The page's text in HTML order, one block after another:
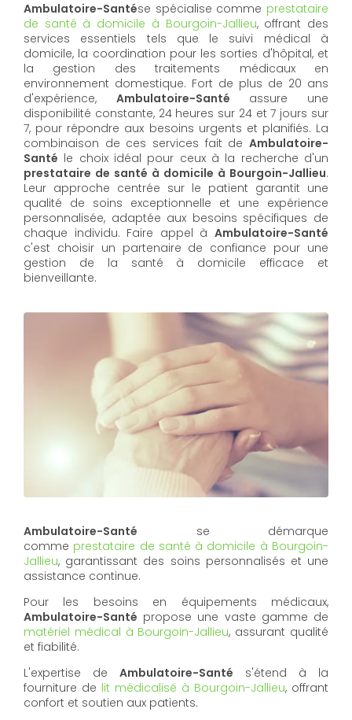
Ambulatoire-Santése spécialise comme prestataire
de santé à domicile à Bourgoin-Jallieu, offrant des
services essentiels tels que le suivi médical à
domicile, la coordination pour les sorties d'hôpital, et
la gestion des traitements médicaux en
environnement domestique. Fort de plus de 20 ans
d'expérience, Ambulatoire-Santé assure une
disponibilité constante, 24 heures sur 24 et 7 jours sur
7, pour répondre aux besoins urgents et planifiés. La
combinaison de ces services fait de Ambulatoire-
Santé le choix idéal pour ceux à la recherche d'un
prestataire de santé à domicile à Bourgoin-Jallieu.
Leur approche centrée sur le patient garantit une
qualité de soins exceptionnelle et une expérience
personnalisée, adaptée aux besoins spécifiques de
chaque individu. Faire appel à Ambulatoire-Santé
c'est choisir un partenaire de confiance pour une
gestion de la santé à domicile efficace et
bienveillante.
Ambulatoire-Santé se démarque
comme prestataire de santé à domicile à Bourgoin-
Jallieu, garantissant des soins personnalisés et une
assistance continue.
Pour les besoins en équipements médicaux,
Ambulatoire-Santé propose une vaste gamme de
matériel médical à Bourgoin-Jallieu, assurant qualité
et fiabilité.
L'expertise de Ambulatoire-Santé s'étend à la
fourniture de lit médicalisé à Bourgoin-Jallieu, offrant
confort et soutien aux patients.